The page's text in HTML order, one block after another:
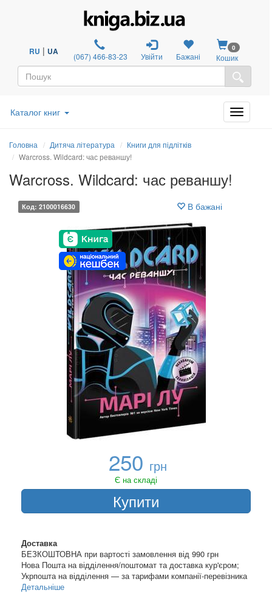
RU | UA (067) 466-83-23 Увійти Бажані
0
Кошик
Каталог книг
Головна Дитяча література
Книги для підлітків
Warcross. Wildcard: час реваншу!
Warcross. Wildcard: час реваншу!
Код: 2100016630 В бажані
250 грн
Є на складі
Купити
Доставка
БЕЗКОШТОВНА при вартості замовлення від 990 грн
Нова Пошта на відділення/поштомат та доставка кур'єром;
Укрпошта на відділення — за тарифами компанії-перевізника
Детальніше